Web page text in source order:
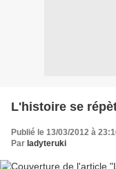
L'histoire se
Publié le 13/03/2012 à
Par ladyteruki